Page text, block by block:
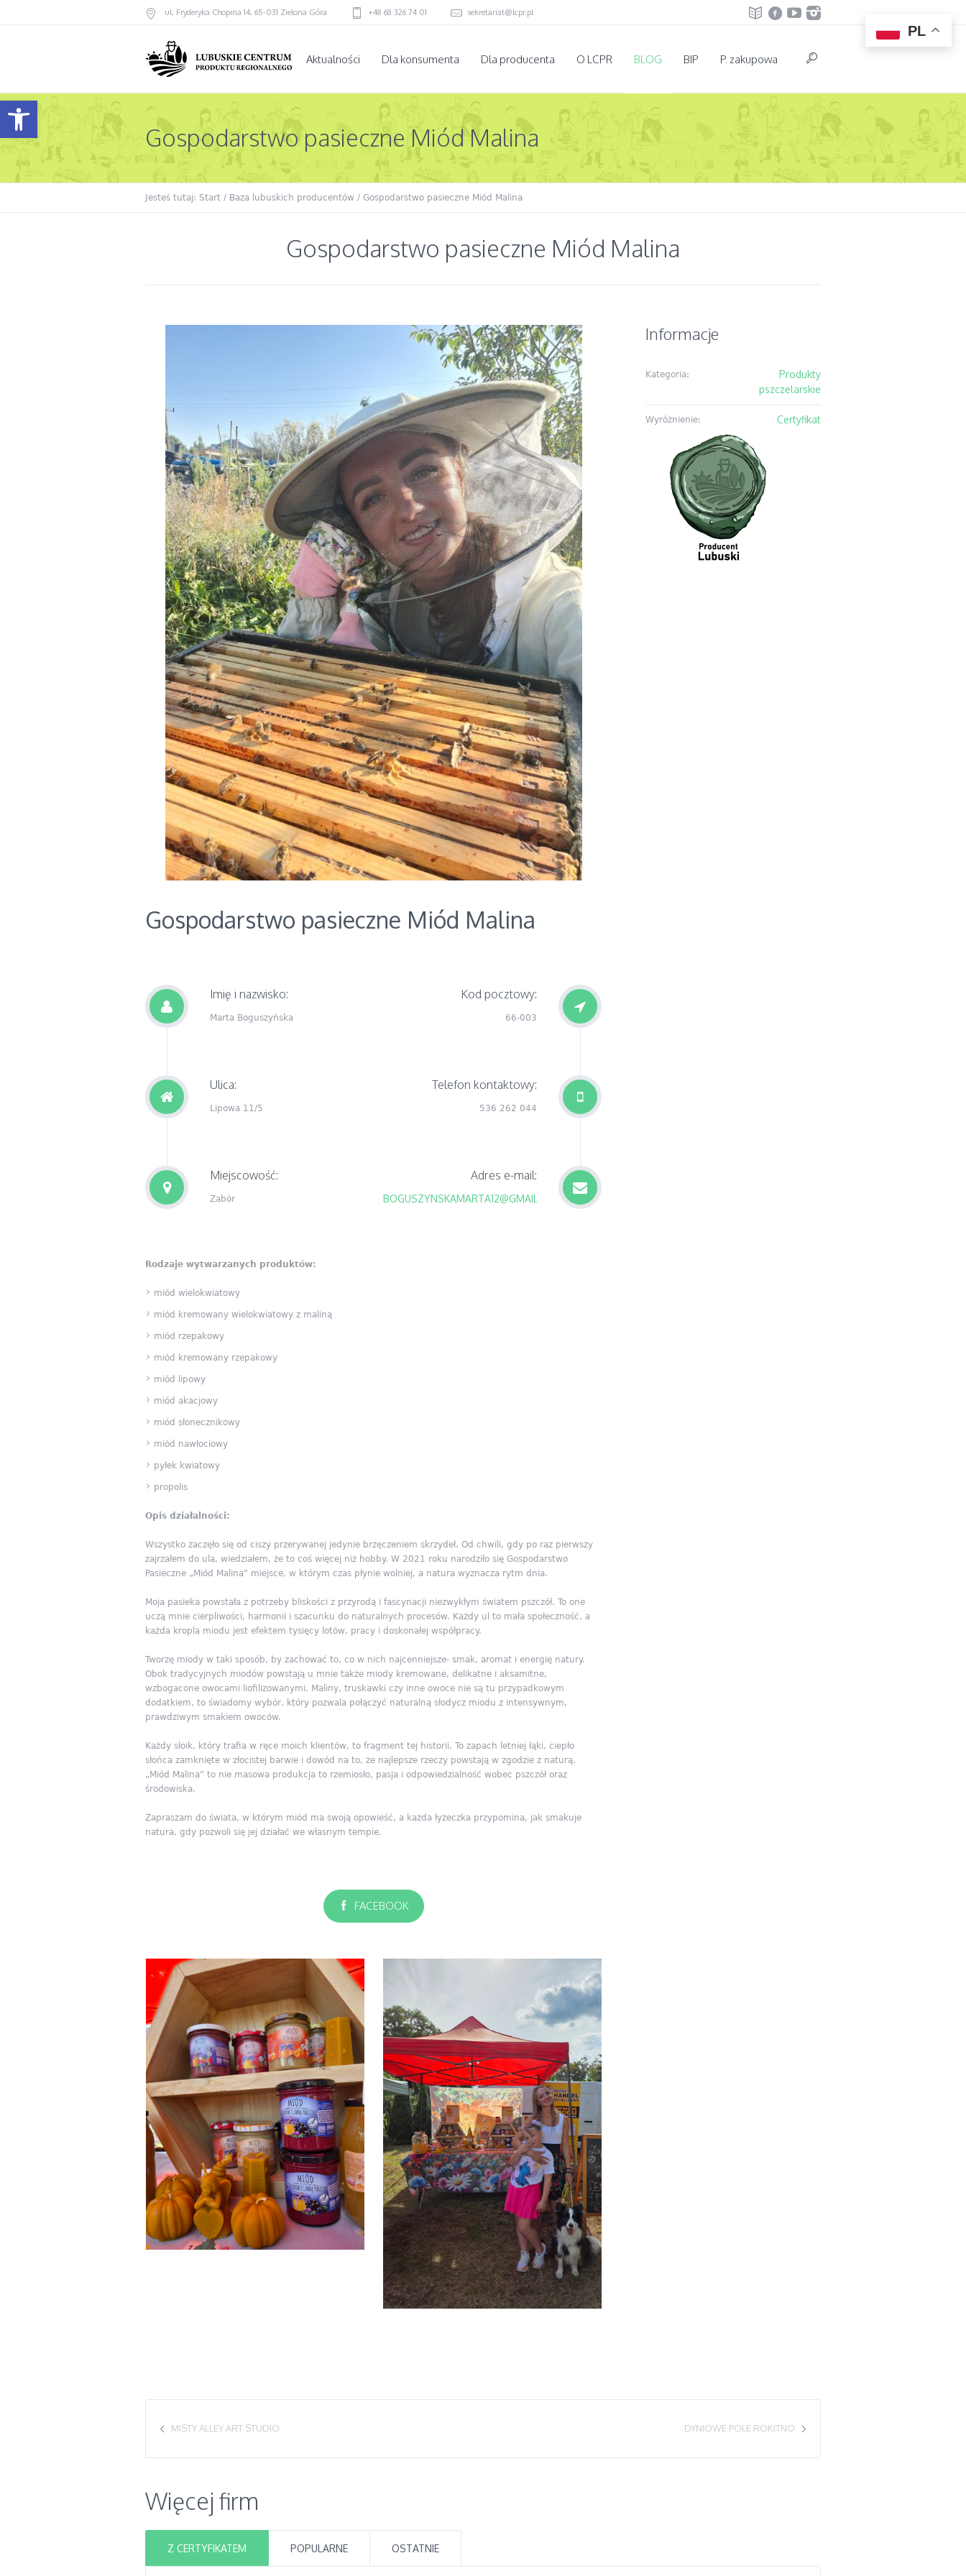
Otwórz pasek narzędzi
ul. Fryderyka Chopina 14, 65-031 Zielona Góra +48 68 326 74 01 sekretariat@lcpr.pl
Aktualności Dla konsumenta Dla producenta O LCPR BLOG BIP P. zakupowa
Gospodarstwo pasieczne Miód Malina
Jesteś tutaj: Start / Baza lubuskich producentów / Gospodarstwo pasieczne Miód Malina
Gospodarstwo pasieczne Miód Malina
Gospodarstwo pasieczne Miód Malina
Imię i nazwisko:
Marta Boguszyńska
Ulica:
Lipowa 11/5
Miejscowość:
Zabór
Kod pocztowy:
66-003
Telefon kontaktowy:
536 262 044
Adres e-mail:
BOGUSZYNSKAMARTA12@GMAIL.COM
Rodzaje wytwarzanych produktów:
miód wielokwiatowy
miód kremowany wielokwiatowy z maliną
miód rzepakowy
miód kremowany rzepakowy
miód lipowy
miód akacjowy
miód słonecznikowy
miód nawłociowy
pyłek kwiatowy
propolis
Opis działalności:
Wszystko zaczęło się od ciszy przerywanej jedynie brzęczeniem skrzydeł. Od chwili, gdy po raz pierwszy
zajrzałem do ula, wiedziałem, że to coś więcej niż hobby. W 2021 roku narodziło się Gospodarstwo
Pasieczne „Miód Malina” miejsce, w którym czas płynie wolniej, a natura wyznacza rytm dnia.
Moja pasieka powstała z potrzeby bliskości z przyrodą i fascynacji niezwykłym światem pszczół. To one
uczą mnie cierpliwości, harmonii i szacunku do naturalnych procesów. Każdy ul to mała społeczność, a
każda kropla miodu jest efektem tysięcy lotów, pracy i doskonałej współpracy.
Tworzę miody w taki sposób, by zachować to, co w nich najcenniejsze- smak, aromat i energię natury.
Obok tradycyjnych miodów powstają u mnie także miody kremowane, delikatne i aksamitne,
wzbogacone owocami liofilizowanymi. Maliny, truskawki czy inne owoce nie są tu przypadkowym
dodatkiem, to świadomy wybór, który pozwala połączyć naturalną słodycz miodu z intensywnym,
prawdziwym smakiem owoców.
Każdy słoik, który trafia w ręce moich klientów, to fragment tej historii. To zapach letniej łąki, ciepło
słońca zamknięte w złocistej barwie i dowód na to, że najlepsze rzeczy powstają w zgodzie z naturą.
„Miód Malina” to nie masowa produkcja to rzemiosło, pasja i odpowiedzialność wobec pszczół oraz
środowiska.
Zapraszam do świata, w którym miód ma swoją opowieść, a każda łyżeczka przypomina, jak smakuje
natura, gdy pozwoli się jej działać we własnym tempie.
FACEBOOK
Informacje
Kategoria:
Produkty
pszczelarskie
Wyróżnienie: Certyfikat
DYNIOWE POLE ROKITNO
MISTY ALLEY ART STUDIO
Więcej firm
Z CERTYFIKATEM POPULARNE OSTATNIE
PL